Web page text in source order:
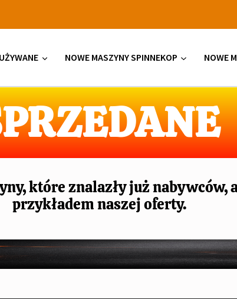
NOWE MASZYNY SPINNEKOP NOWE
które znalazły już nabywców,
przykładem naszej oferty.